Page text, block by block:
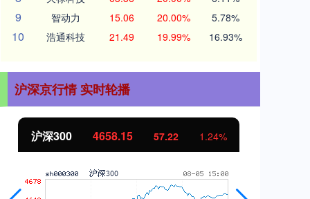
9 智动力 15.06 20.00% 5.78%
10 浩通科技 21.49 19.99% 16.93%
沪深京行情 实时轮播
4658.15 57.22 1.24% 北证50